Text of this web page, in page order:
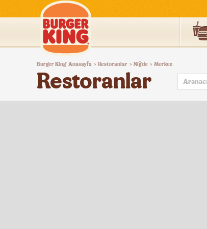
Burger
King®
Türkiye
Burger King® Anasayfa > Restoranlar > Niğde > Merkez
Restoranlar